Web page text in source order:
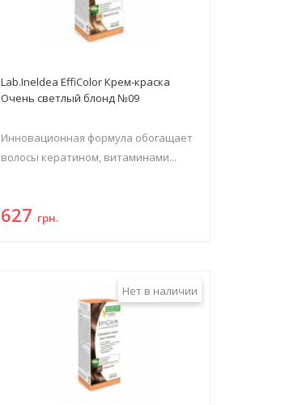
Lab.Ineldea EffiColor Крем-краска
Очень светлый блонд №09
Инновационная формула обогащает
волосы кератином, витаминами...
627 грн.
Нет в наличии